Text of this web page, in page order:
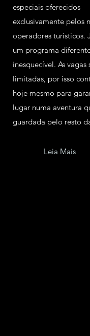
especiais oferecidos
exclusivamente pelos
operadores turísticos.
um programa
inesquecível. As vagas
limitadas, por isso
hoje mesmo para
lugar numa aventura
guardada pelo resto
Leia Mais